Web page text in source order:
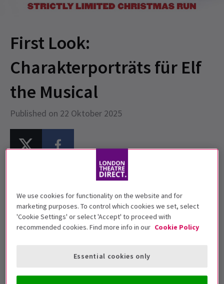
First Look:
Charakterporträts für Elf
the Musical
Published on 22 Oktober 2025
Weihnachten kommt früh im West End! Brandneue
Charakterporträts wurden für
Elf the Musical
veröffentlicht, das in dieser festlichen Saison vom 28.
Oktober 2025 bis zum 3. Januar 2026 imAldwych
Theatrenach London zurückkehrt.
In der Serie spielenJoel Montague(Hamilton
We use cookies for functionality on the website and for
marketing purposes. To control which cookies we set, select
'Cookie Settings' or select 'Accept' to proceed with
recommended cookies. Find more info in our Cookie Policy
Essential cookies only